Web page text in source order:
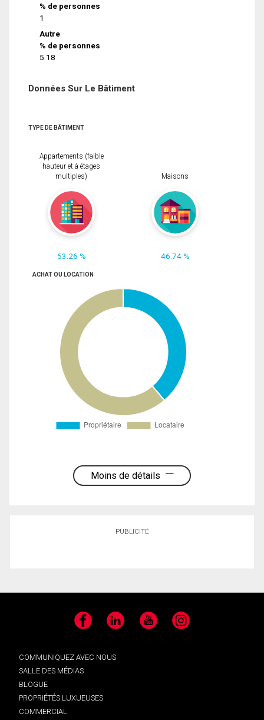
% de personnes
1
Autre
% de personnes
5.18
Données Sur Le Bâtiment
TYPE DE BÂTIMENT
Appartements (faible
hauteur et à étages
multiples)
53.26 %
Maisons
46.74 %
ACHAT OU LOCATION
Moins de détails
PUBLICITÉ
Facebook LinkedIn YouTube Instagram
COMMUNIQUEZ AVEC NOUS
SALLE DES MÉDIAS
BLOGUE
PROPRIÉTÉS LUXUEUSES
COMMERCIAL